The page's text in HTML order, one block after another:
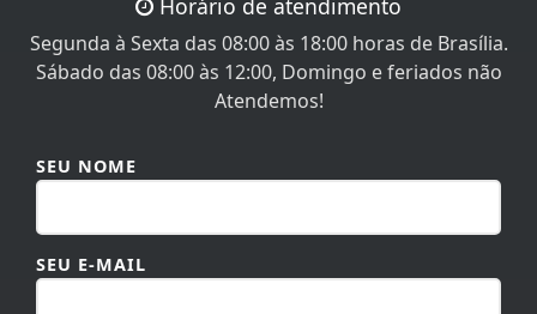
Segunda à Sexta das 08:00 às 18:00 horas de Brasília.
Sábado das 08:00 às 12:00, Domingo e feriados não
Atendemos!
SEU E-MAIL